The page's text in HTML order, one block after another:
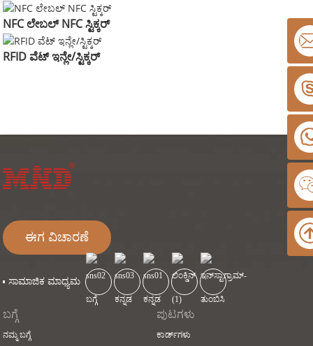
NFC ಲೇಬಲ್ NFC ಸ್ಟಿಕ್ಕರ್
RFID ವೆಟ್ ಇನ್ಲೇ/ಸ್ಟಿಕ್ಕರ್
ಈಗ ವಿಚಾರಣೆ
ಸಾಮಾಜಿಕ ಮಾಧ್ಯಮ
ಬಗ್ಗೆ
ನಮ್ಮ ಬಗ್ಗೆ
ಪುಟಗಳು
ಕಾರ್ಡ್‌ಗಳು